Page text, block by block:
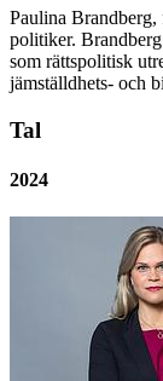
Paulina Brandberg,
politiker.
som rättspolitisk
jämställdhets- och
Tal
2024